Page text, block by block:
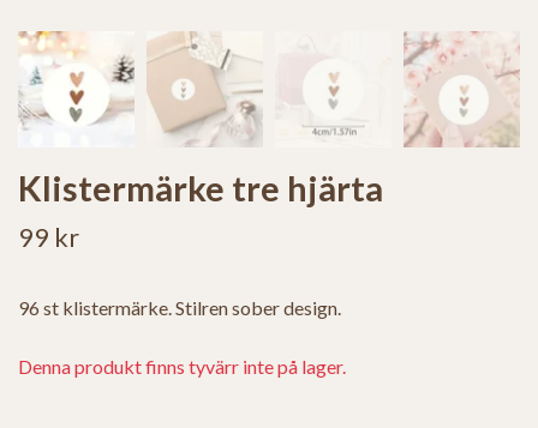
Klistermärke tre hjärta
99 kr
96 st klistermärke. Stilren sober design.
Denna produkt finns tyvärr inte på lager.